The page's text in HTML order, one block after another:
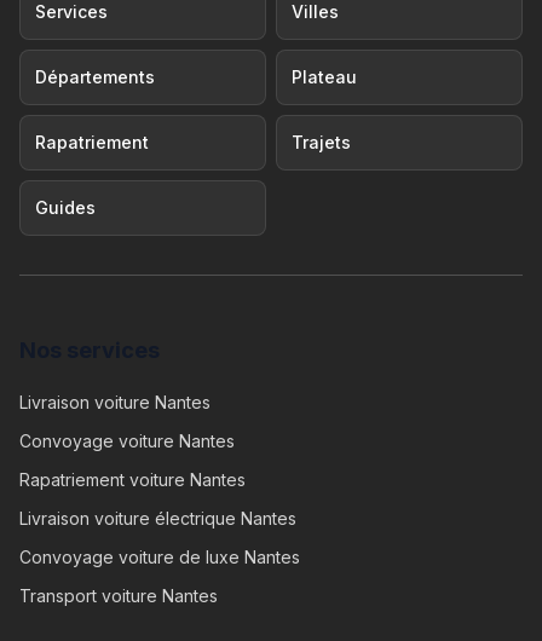
Services Villes
Départements Plateau
Rapatriement Trajets
Guides
Livraison voiture Nantes
Convoyage voiture Nantes
Rapatriement voiture Nantes
Livraison voiture électrique Nantes
Convoyage voiture de luxe Nantes
Transport voiture Nantes